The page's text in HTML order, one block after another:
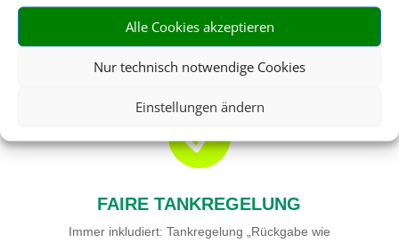
Alle Cookies akzeptieren
Nur technisch notwendige Cookies
Einstellungen ändern
ALLES INKLUSIVE
Inkl. Vollkaskoschutz, Erstattung der Selbstbeteiligung,
freie Kilometer uvm

FAIRE TANKREGELUNG
Immer inkludiert: Tankregelung „Rückgabe wie